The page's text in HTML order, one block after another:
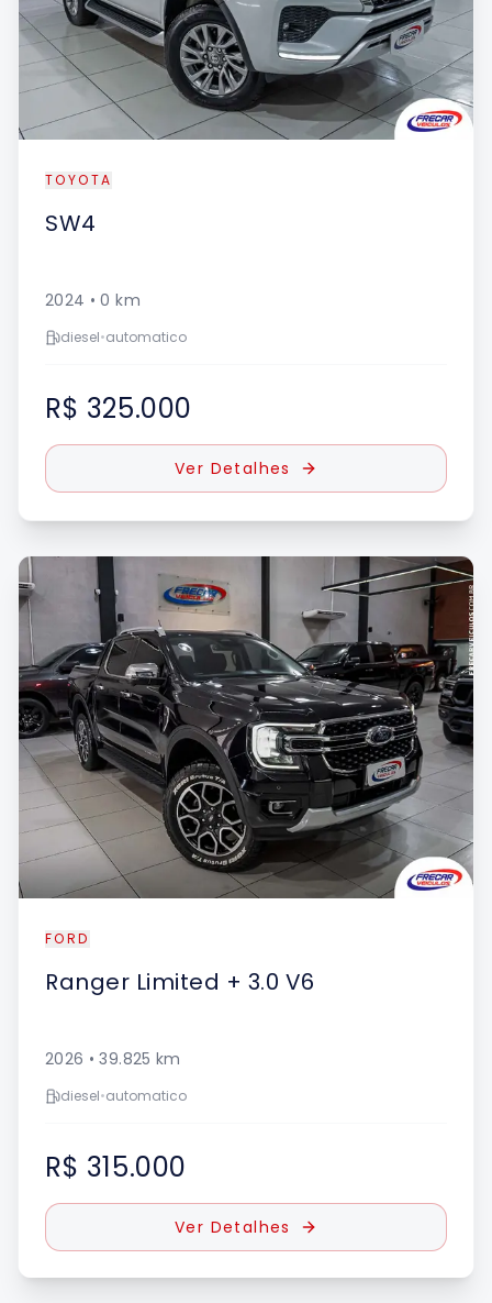
TOYOTA
SW4
2024 •0 km
diesel•automatico
R$ 325.000
Ver Detalhes
FORD
Ranger Limited + 3.0 V6
2026 •39.825 km
diesel•automatico
R$ 315.000
Ver Detalhes